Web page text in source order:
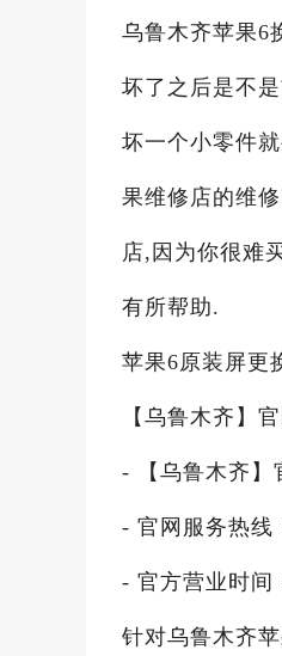
乌鲁木齐苹果6
坏了之后是不
坏一个小零件
果维修店的维
店,因为你很难
有所帮助.
苹果6原装屏更
【乌鲁木齐】
- 【乌鲁木齐】
- 官网服务热线
- 官方营业时间
针对乌鲁木齐